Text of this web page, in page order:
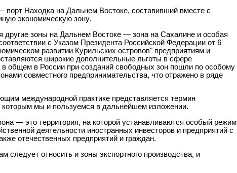
Находка на Дальнем Востоке, составивший вместе с
экономическую зону.
другие зоны на Дальнем Востоке — зона на Сахалине и особая
с Указом Президента Российской Федерации от 6
развитии Курильских островов" предприятиям и
широкие дополнительные льготы в сфере
в общем в России при созданий свободных зон пошли по особому
совместного предпринимательства, что отражено в ряде
международной практике представляется термин
которым мы и пользуемся в дальнейшем изложении.
— это территория, на которой устанавливаются особый режим
деятельности иностранных инвесторов и предприятий с
отечественных предприятий и граждан.
следует относить и зоны экспортного производства, и